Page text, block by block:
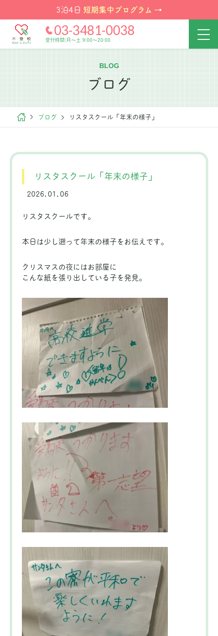
3泊4日 短期集中プログラム →
03-3481-0038
受付時間:月～土 9:00～20:00
BLOG
ブログ
ブログ リスタスクール「年末の様子」
リスタスクール「年末の様子」
2026.01.06
リスタスクールです。
本日は少し遡って年末の様子をお伝えです。
クリスマスの夜にはお部屋に
こんな紙を張り出している子を発見。